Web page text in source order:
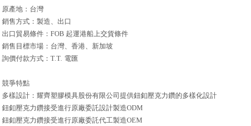
原產地：台灣
銷售方式：製造、出口
出口貿易條件：FOB 起運港船上交貨條件
銷售目標市場：台灣、香港、新加坡
詢價付款方式：T.T. 電匯
競爭特點
多樣設計：耀齊塑膠模具股份有限公司提供鈕釦壓克力鑽的多樣化設計
鈕釦壓克力鑽接受進行原廠委託設計製造ODM
鈕釦壓克力鑽接受進行原廠委託代工製造OEM